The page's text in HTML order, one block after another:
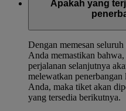
Apakah yang
Dengan memesan
Anda memastikan
perjalanan selanjutnya
melewatkan penerbangan
Anda, maka tiket akan
yang tersedia berikutnya.